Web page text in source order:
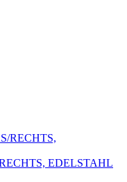
EDELSTAHL